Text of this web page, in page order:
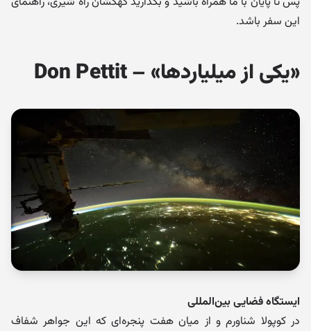
این سفر باشد.
«یکی از میلیاردها» – Don Pettit
ایستگاه فضایی بین‌المللی
در کوپولا شناورم و از میان هفت پنجره‌ای که این جواهر شفاف